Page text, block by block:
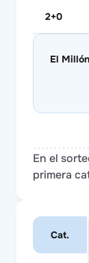
2+0
El
En el
primera
Cat.